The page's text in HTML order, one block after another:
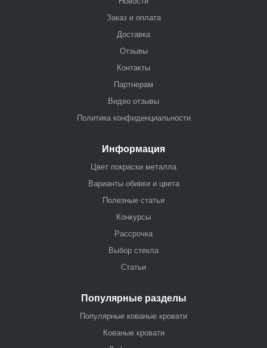
Заказ и оплата
Доставка
Отзывы
Контакты
Партнерам
Видео отзывы
Политика конфиденциальности
Информация
Цвет покраски металла
Варианты обивки и цвета
Полезные статьи
Конкурсы
Рассрочка
Выбор стекла
Статьи
Популярные разделы
Популярные кованые кровати
Кованые кровати